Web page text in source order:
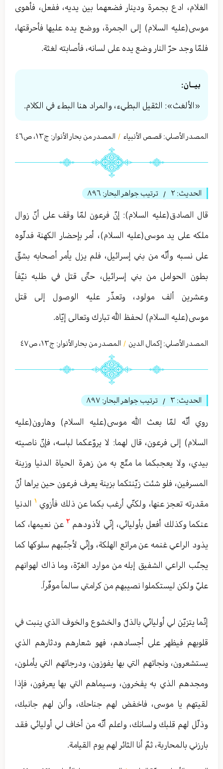
الغلام، ادع بجمرة ودينار فضعهما بين يديه، ففعل، فأهوى
موسى(عليه السلام) إلى الجمرة، ووضع يده عليها فأحرقتها،
فلمّا وجد حرّ النار وضع يده على لسانه، فأصابته لغثة.
بيــان:
«الألغث»: الثقيل البطيء، والمراد هنا البطء في الكلام.
المصدر الأصلي: قصص الأنبياء / المصدر من بحار الأنوار: ج١٣، ص٤٦
الحديث: ٢ / ترتيب جواهر البحار: ٨٩٦
قال الصادق(عليه السلام): إنّ فرعون لمّا وقف على أنّ زوال
ملكه على يد موسى(عليه السلام)، أمر بإحضار الكهنة فدلّوه
على نسبه وأنّه من بني إسرائيل، فلم يزل يأمر أصحابه بشقّ
بطون الحوامل من بني إسرائيل، حتّى قتل في طلبه نيّفاً
وعشرين ألف مولود، وتعذّر عليه الوصول إلى قتل
موسى(عليه السلام) لحفظ الله تبارك وتعالی إيّاه.
المصدر الأصلي: إكمال الدين / المصدر من بحار الأنوار: ج١٣، ص٤٧
الحديث: ٣ / ترتيب جواهر البحار: ٨٩٧
روي أنّه لمّا بعث الله موسى(عليه السلام) وهارون(عليه
السلام) إلى فرعون، قال لهما: لا يروّعكما لباسه، فإنّ ناصيته
بيدي، ولا يعجبكما ما متّع به من زهرة الحياة الدنيا وزينة
المسرفين، فلو شئت زيّنتكما بزينة يعرف فرعون حين يراها أنّ
مقدرته تعجز عنها، ولكنّي أرغب بكما عن ذلك فأزوي
الدنيا
عنكما وكذلك أفعل بأوليائي، إنّي لأذودهم
عن نعيمها، كما
يذود الراعي غنمه عن مراتع الهلكة، وإنّي لأجنّبهم سلوكها كما
يجنّب الراعي الشفيق إبله من موارد الغرّة، وما ذاك لهوانهم
عليّ ولكن ليستكملوا نصيبهم من كرامتي سالماً موفّراً.
إنّما يتزيّن لي أوليائي بالذلّ والخشوع والخوف الذي ينبت في
قلوبهم فيظهر على أجسادهم، فهو شعارهم ودثارهم الذي
يستشعرون، ونجاتهم التي بها يفوزون، ودرجاتهم التي يأملون،
ومجدهم الذي به يفخرون، وسيماهم التي بها يعرفون، فإذا
لقيتهم يا موسى، فاخفض لهم جناحك، وألن لهم جانبك،
وذلّل لهم قلبك ولسانك، واعلم أنّه من أخاف لي أوليائي فقد
بارزني بالمحاربة، ثمّ أنا الثائر لهم يوم القيامة.